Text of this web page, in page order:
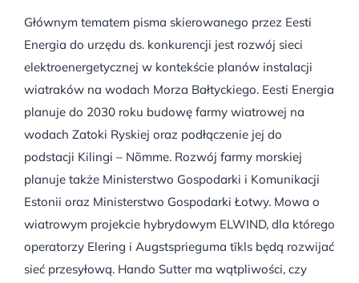
Głównym tematem pisma skierowanego przez Eesti
Energia do urzędu ds. konkurencji jest rozwój sieci
elektroenergetycznej w kontekście planów instalacji
wiatraków na wodach Morza Bałtyckiego. Eesti Energia
planuje do 2030 roku budowę farmy wiatrowej na
wodach Zatoki Ryskiej oraz podłączenie jej do
podstacji Kilingi – Nõmme. Rozwój farmy morskiej
planuje także Ministerstwo Gospodarki i Komunikacji
Estonii oraz Ministerstwo Gospodarki Łotwy. Mowa o
wiatrowym projekcie hybrydowym ELWIND, dla którego
operatorzy Elering i Augstsprieguma tīkls będą rozwijać
sieć przesyłową. Hando Sutter ma wątpliwości, czy